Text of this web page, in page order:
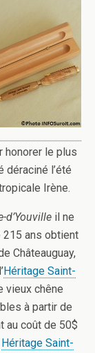
honorer le plus
déraciné l’été
Irène.
il ne
215 ans obtient
Châteauguay,
Héritage Saint-
vieux chêne
à partir de
au coût de 50$
Héritage Saint-